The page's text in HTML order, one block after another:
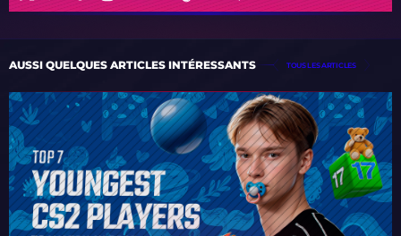
AUSSI QUELQUES ARTICLES INTÉRESSANTS TOUS LES ARTICLES